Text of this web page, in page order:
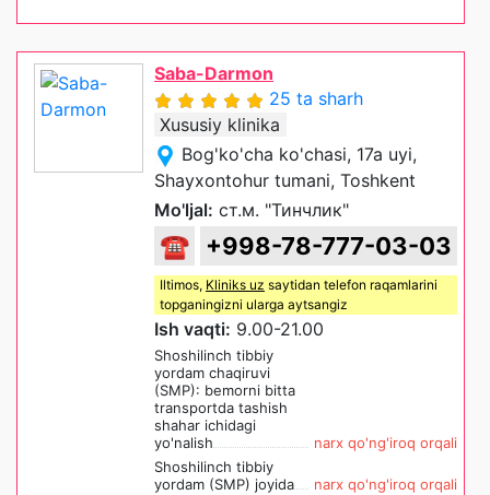
Saba-Darmon
25 ta sharh
Xususiy klinika
Bog'ko'cha ko'chasi, 17a uyi,
Shayxontohur tumani, Toshkent
Mo'ljal: ст.м. "Тинчлик"
☎ +998-78-777-03-03
Iltimos, Kliniks uz saytidan telefon raqamlarini
topganingizni ularga aytsangiz
Ish vaqti: 9.00-21.00
Shoshilinch tibbiy
yordam chaqiruvi
(SMP): bemorni bitta
transportda tashish
shahar ichidagi
yo'nalish
narx qo'ng'iroq orqali
Shoshilinch tibbiy
yordam (SMP) joyida
narx qo'ng'iroq orqali